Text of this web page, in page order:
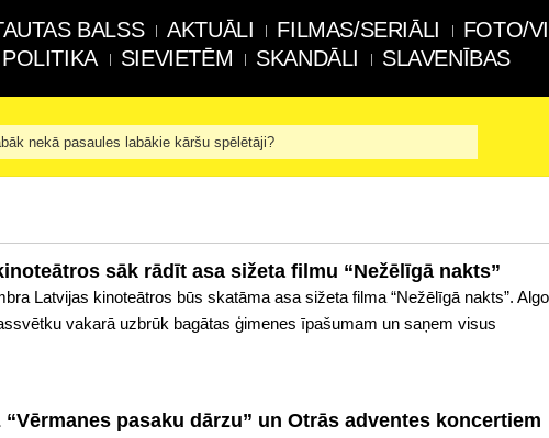
BALSS AKTUĀLI FILMAS/SERIĀLI FOTO/
POLITIKA
SIEVIETĒM SKANDĀLI SLAVENĪBAS
nekā pasaules labākie kāršu spēlētāji?
sāk rādīt asa sižeta filmu “Nežēlīgā nakts”
Latvijas kinoteātros būs skatāma asa sižeta filma “Nežēlīgā nakts”.
vakarā uzbrūk bagātas ģimenes īpašumam un saņem visus
pasaku dārzu” un Otrās adventes koncertiem